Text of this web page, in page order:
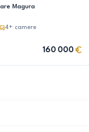
Magura
4+ camere
160 000